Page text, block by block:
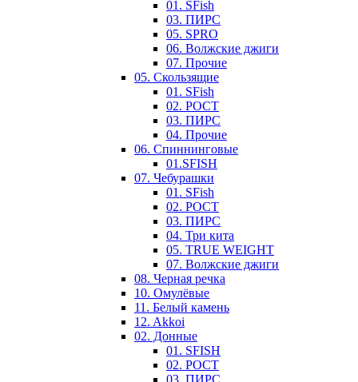
01. SFish
03. ПИРС
05. SPRO
06. Волжские джиги
07. Прочие
05. Скользящие
01. SFish
02. РОСТ
03. ПИРС
04. Прочие
06. Спиннинговые
01.SFISH
07. Чебурашки
01. SFish
02. РОСТ
03. ПИРС
04. Три кита
05. TRUE WEIGHT
07. Волжские джиги
08. Черная речка
10. Омулёвые
11. Белый камень
12. Akkoi
02. Донные
01. SFISH
02. РОСТ
03. ПИРС